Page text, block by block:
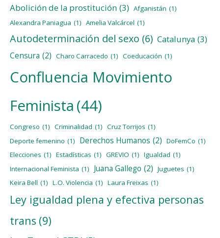
Abolición de la prostitución (3) Afganistán (1)
Alexandra Paniagua (1) Amelia Valcárcel (1)
Autodeterminación del sexo (6) Catalunya (3)
Censura (2) Charo Carracedo (1) Coeducación (1)
Confluencia Movimiento
Feminista (44)
Congreso (1) Criminalidad (1) Cruz Torrijos (1)
Deporte femenino (1) Derechos Humanos (2) DoFemCo (1)
Elecciones (1) Estadísticas (1) GREVIO (1) Igualdad (1)
Internacional Feminista (1) Juana Gallego (2) Juguetes (1)
Keira Bell (1) L.O. Violencia (1) Laura Freixas (1)
Ley igualdad plena y efectiva personas
trans (9)